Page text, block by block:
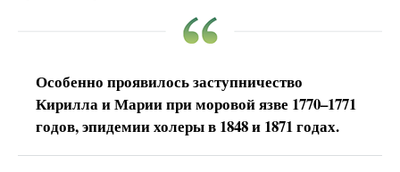
Особенно проявилось заступничество
Кирилла и Марии при моровой язве 1770–1771
годов, эпидемии холеры в 1848 и 1871 годах.